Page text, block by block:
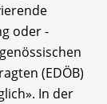
oder -
(EDÖB)
In der